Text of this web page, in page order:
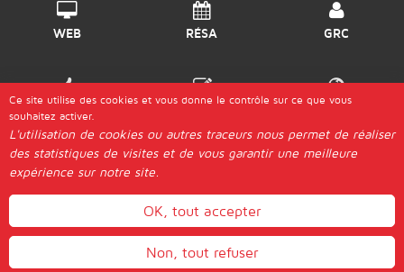
WEB RÉSA GRC
DISPO GÉRER DESTINATIONS
© 2026 Ingénie |
Les "Génies"
Postuler Plan d'Accès
Mentions légales
Actualités Gestion des cookies
WEBMAIL
Ce site utilise des cookies et vous donne le contrôle sur ce que vous
souhaitez activer.
L'utilisation de cookies ou autres traceurs nous permet de réaliser
des statistiques de visites et de vous garantir une meilleure
expérience sur notre site.
OK, tout accepter
Non, tout refuser